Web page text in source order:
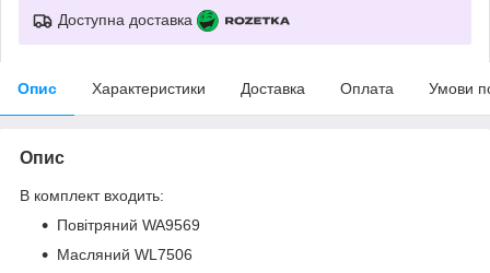
Доступна доставка
Опис Характеристики Доставка Оплата Умови
Опис
В комплект входить:
Повітряний WA9569
Масляний WL7506